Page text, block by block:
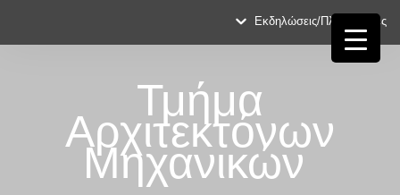
Εκδηλώσεις/Πληροφορίες
Τμήμα
Αρχιτεκτόνων
Μηχανικών